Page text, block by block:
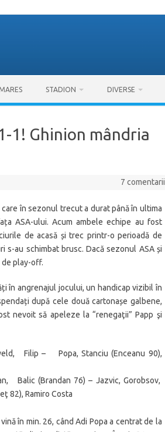
STADION DIVERSE
1! Ghinion mândria
7 comentarii
în sezonul trecut a durat până în ultima
ASA-ului. Acum ambele echipe au fost
de acasă și trec printr-o perioadă de
au schimbat brusc. Dacă sezonul ASA și
de play-off.
în angrenajul jocului, un handicap vizibil în
după cele două cartonașe galbene,
nevoit să apeleze la “renegaţii” Papp şi
Filip – Popa, Stanciu (Enceanu 90),
Balic (Brandan 76) – Jazvic, Gorobsov,
82), Ramiro Costa
în min. 26, când Adi Popa a centrat de la